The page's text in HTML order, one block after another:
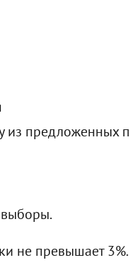
из предложенных
не превышает 3%.